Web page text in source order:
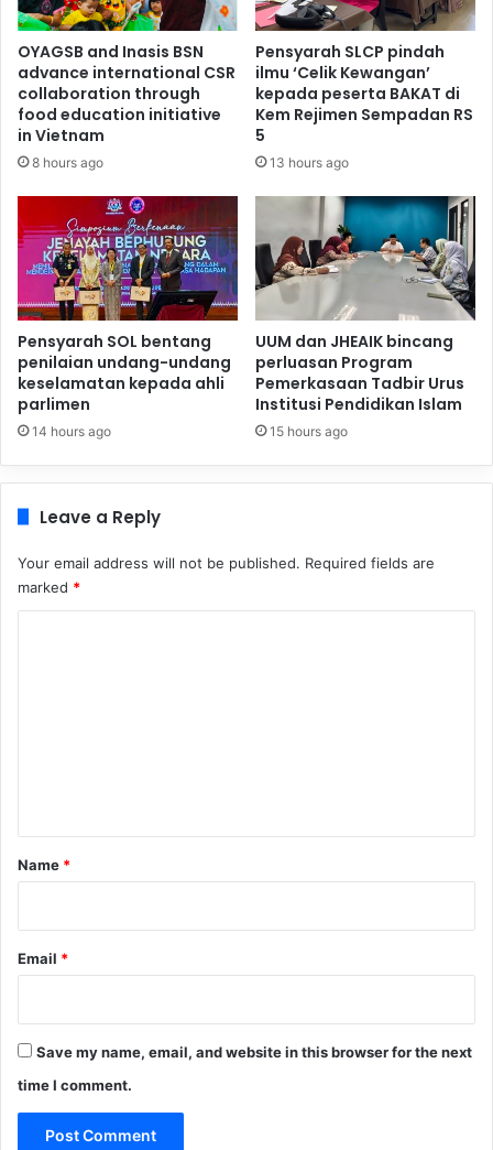
OYAGSB and Inasis BSN
advance international CSR
collaboration through
food education initiative
in Vietnam
8 hours ago
Pensyarah SLCP pindah
ilmu ‘Celik Kewangan’
kepada peserta BAKAT di
Kem Rejimen Sempadan RS
5
13 hours ago
Pensyarah SOL bentang
penilaian undang-undang
keselamatan kepada ahli
parlimen
14 hours ago
UUM dan JHEAIK bincang
perluasan Program
Pemerkasaan Tadbir Urus
Institusi Pendidikan Islam
15 hours ago
Leave a Reply
Your email address will not be published. Required fields are
marked *
*
Name *
Email *
Save my name, email, and website in this browser for the next
time I comment.